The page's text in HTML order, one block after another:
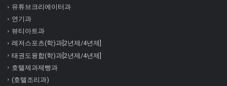
유튜브크리에이터과
연기과
뷰티아트과
레저스포츠(학)과[2년제/4년제]
태권도융합(학)과[2년제/4년제]
호텔제과제빵과
(호텔조리과)